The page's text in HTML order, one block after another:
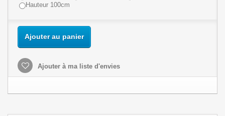
Hauteur 100cm
Ajouter au panier
Ajouter à ma liste d'envies